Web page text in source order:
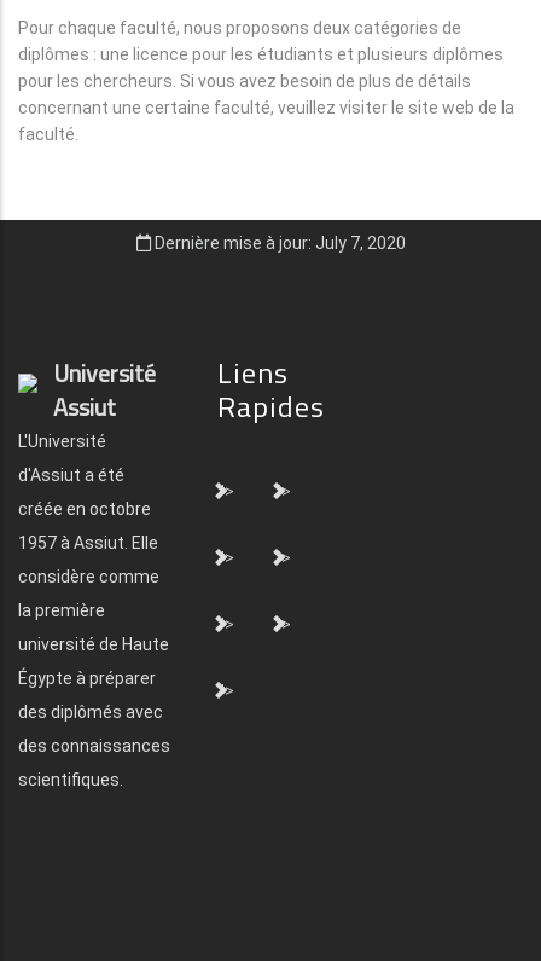
Pour chaque faculté, nous proposons deux catégories de
diplômes : une licence pour les étudiants et plusieurs diplômes
pour les chercheurs. Si vous avez besoin de plus de détails
concernant une certaine faculté, veuillez visiter le site web de la
faculté.
Dernière mise à jour: July 7, 2020
Université
Assiut
L'Université
d'Assiut a été
créée en octobre
1957 à Assiut. Elle
considère comme
la première
université de Haute
Égypte à préparer
des diplômés avec
des connaissances
scientifiques.
Liens
Rapides
"> ">
"> ">
"> ">
">